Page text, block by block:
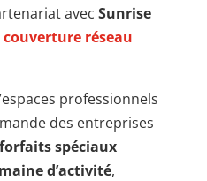
avecSunrise
couverture réseau
professionnels
des entreprises
forfaits spéciaux
d’activité,